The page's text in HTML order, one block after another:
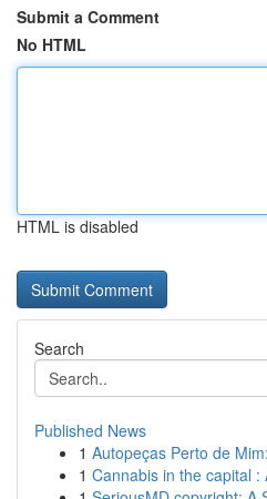
Submit a Comment
No HTML
HTML is disabled
Search
Published News
1 Autopeças Perto de
1 Cannabis in the capital :